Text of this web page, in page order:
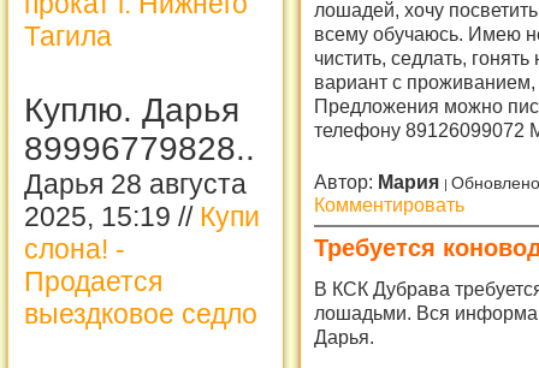
Тагила
Куплю. Дарья
89996779828..
Дарья 28 августа
2025, 15:19 // Купи
слона! -
Продается
выездковое седло
лошадей, хочу
всему обучаюсь. Имею
чистить, седлать,
вариант с проживанием,
Предложения можно
телефону 89126099072
Автор: Мария
Комментировать
Требуется
В КСК Дубрава
лошадьми. Вся
Дарья.